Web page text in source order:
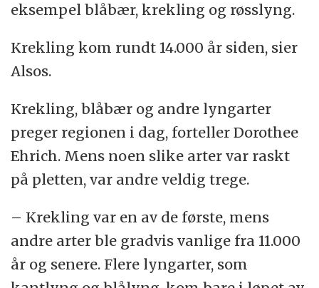
eksempel blåbær, krekling og røsslyng.
Krekling kom rundt 14.000 år siden, sier
Alsos.
Krekling, blåbær og andre lyngarter
preger regionen i dag, forteller Dorothee
Ehrich‬. Mens noen slike arter var raskt
på pletten, var andre veldig trege.
– Krekling var en av de første, mens
andre arter ble gradvis vanlige fra 11.000
år og senere. Flere lyngarter, som